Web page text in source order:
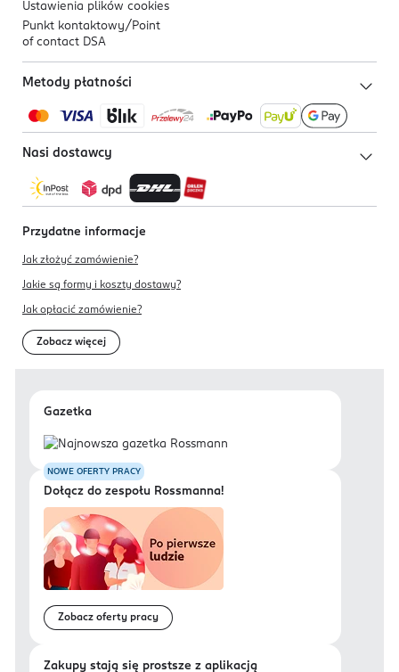
Ustawienia plików cookies
Punkt kontaktowy/ Point
of contact DSA
Metody płatności
Nasi dostawcy
Przydatne informacje
Jak złożyć zamówienie?
Jakie są formy i koszty dostawy?
Jak opłacić zamówienie?
Zobacz więcej
Gazetka
NOWE OFERTY PRACY
Dołącz do zespołu Rossmanna!
Zobacz oferty pracy
Zakupy stają się prostsze z aplikacją